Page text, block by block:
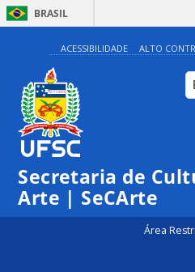
BRASIL
ACESSIBILIDADE ALTO
Secretaria de
Arte | SeCArte
Área
0:00
1:00